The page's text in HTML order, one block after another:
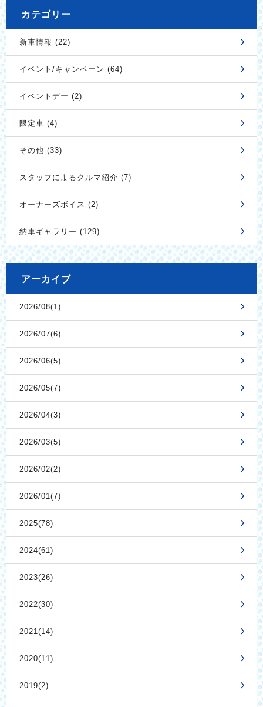
カテゴリー
新車情報 (22)
イベント/キャンペーン (64)
イベントデー (2)
限定車 (4)
その他 (33)
スタッフによるクルマ紹介 (7)
オーナーズボイス (2)
納車ギャラリー (129)
アーカイブ
2026/08(1)
2026/07(6)
2026/06(5)
2026/05(7)
2026/04(3)
2026/03(5)
2026/02(2)
2026/01(7)
2025(78)
2024(61)
2023(26)
2022(30)
2021(14)
2020(11)
2019(2)